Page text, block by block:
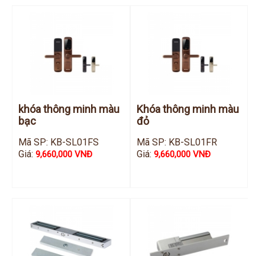
khóa thông minh màu
bạc
Mã SP: KB-SL01FS
Giá:9,660,000 VNĐ
Khóa thông minh màu
đỏ
Mã SP: KB-SL01FR
Giá: 9,660,000 VNĐ